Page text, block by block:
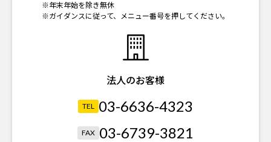
※年末年始を除き無休
※ガイダンスに従って、メニュー番号を押してください。
法人のお客様
TEL 03-6636-4323
FAX 03-6739-3821